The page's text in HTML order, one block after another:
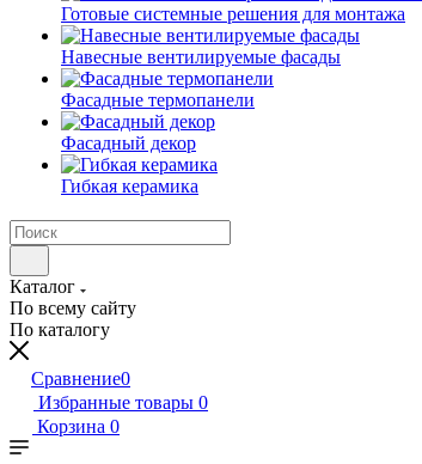
Готовые системные решения для монтажа
Навесные вентилируемые фасады
Фасадные термопанели
Фасадный декор
Гибкая керамика
Каталог
По всему сайту
По каталогу
Сравнение0
Избранные товары 0
Корзина 0